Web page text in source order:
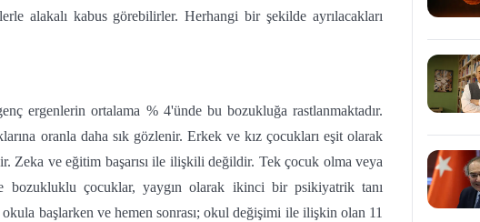
alakalı kabus görebilirler. Herhangi bir şekilde ayrılacakları
ergenlerin ortalama % 4'ünde bu bozukluğa rastlanmaktadır.
oranla daha sık gözlenir. Erkek ve kız çocukları eşit olarak
Zeka ve eğitim başarısı ile ilişkili değildir. Tek çocuk olma veya
bozukluklu çocuklar, yaygın olarak ikinci bir psikiyatrik tanı
başlarken ve hemen sonrası; okul değişimi ile ilişkin olan 11